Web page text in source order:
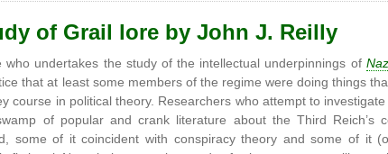
of Grail lore by John J. Reilly
who undertakes the study of the intellectual underpinnings of
that at least some members of the regime were doing things
course in political theory. Researchers who attempt to
of popular and crank literature about the Third Reich’s
some of it coincident with conspiracy theory and some of it